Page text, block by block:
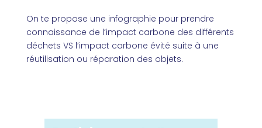
On te propose une infographie pour prendre
connaissance de l’impact carbone des différents
déchets VS l’impact carbone évité suite à une
réutilisation ou réparation des objets.